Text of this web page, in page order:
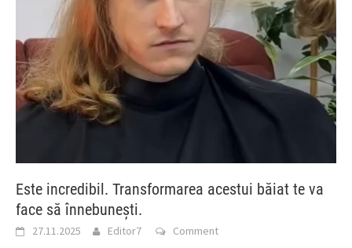
Este incredibil. Transformarea acestui băiat te va
face să înnebunești.
27.11.2025 Editor7 Comment